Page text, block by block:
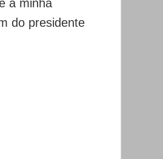
a minha
do presidente